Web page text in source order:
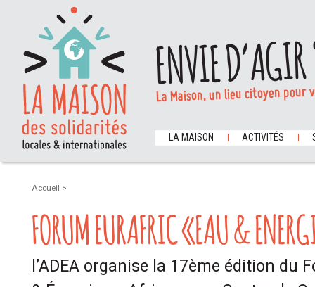
ENVIE
La Maison, un lieu citoyen
LA MAISON ACTIVITÉS
Accueil >
FORUM EURAFRIC «EAU &
l’ADEA organise la 17ème édition du